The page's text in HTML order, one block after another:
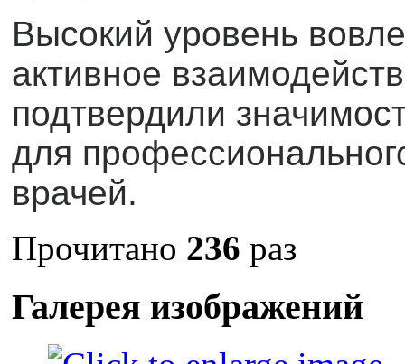
Высокий уровень
активное
подтвердили
для
врачей.
Прочитано 236 раз
Галерея изображений